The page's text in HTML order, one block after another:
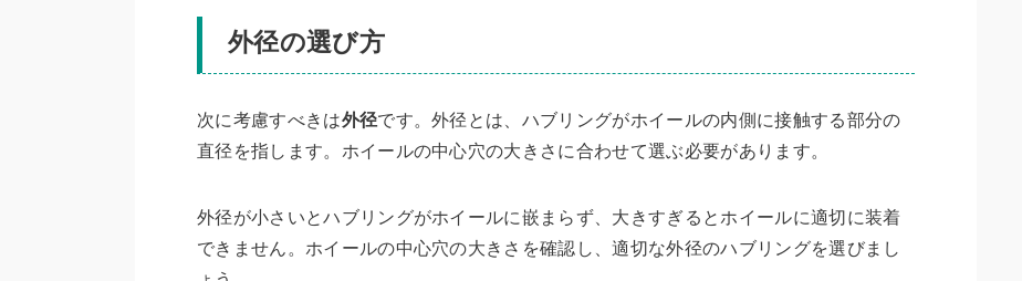
外径の選び方
次に考慮すべきは外径です。外径とは、ハブリングがホイールの内側に接触する部分の
直径を指します。ホイールの中心穴の大きさに合わせて選ぶ必要があります。
外径が小さいとハブリングがホイールに嵌まらず、大きすぎるとホイールに適切に装着
できません。ホイールの中心穴の大きさを確認し、適切な外径のハブリングを選びまし